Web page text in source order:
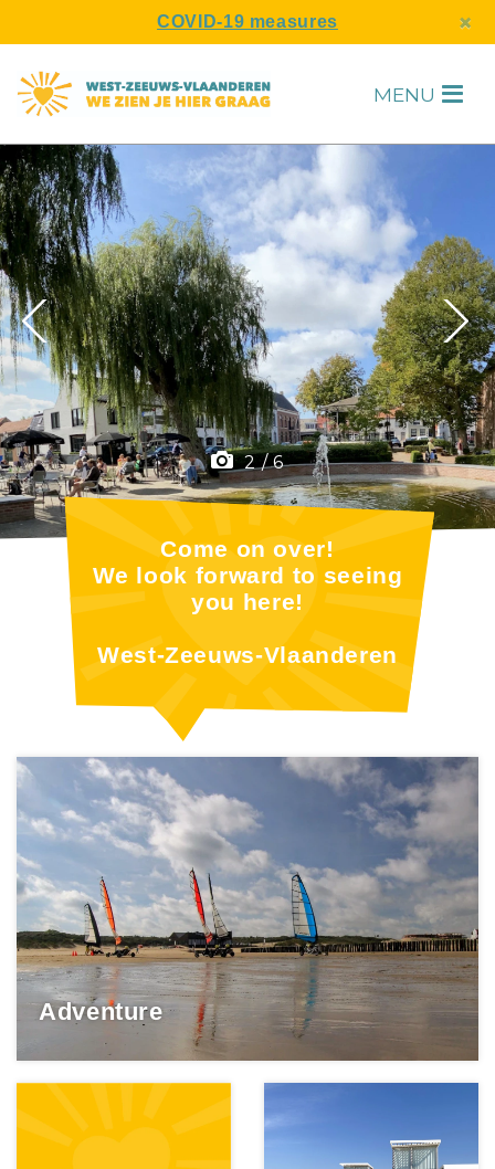
COVID-19 measures ×
MENU H
F 2/6
Come on over!
We look forward to seeing
you here!
West-Zeeuws-Vlaanderen
Adventure